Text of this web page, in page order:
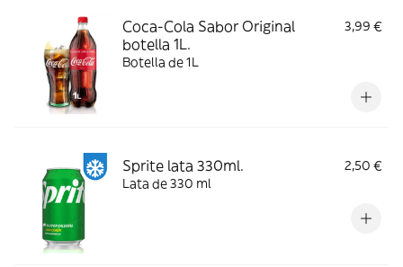
Coca-Cola Sabor Original
botella 1L.
3,99 €
Botella de 1L
Sprite lata 330ml.
2,50 €
Lata de 330 ml